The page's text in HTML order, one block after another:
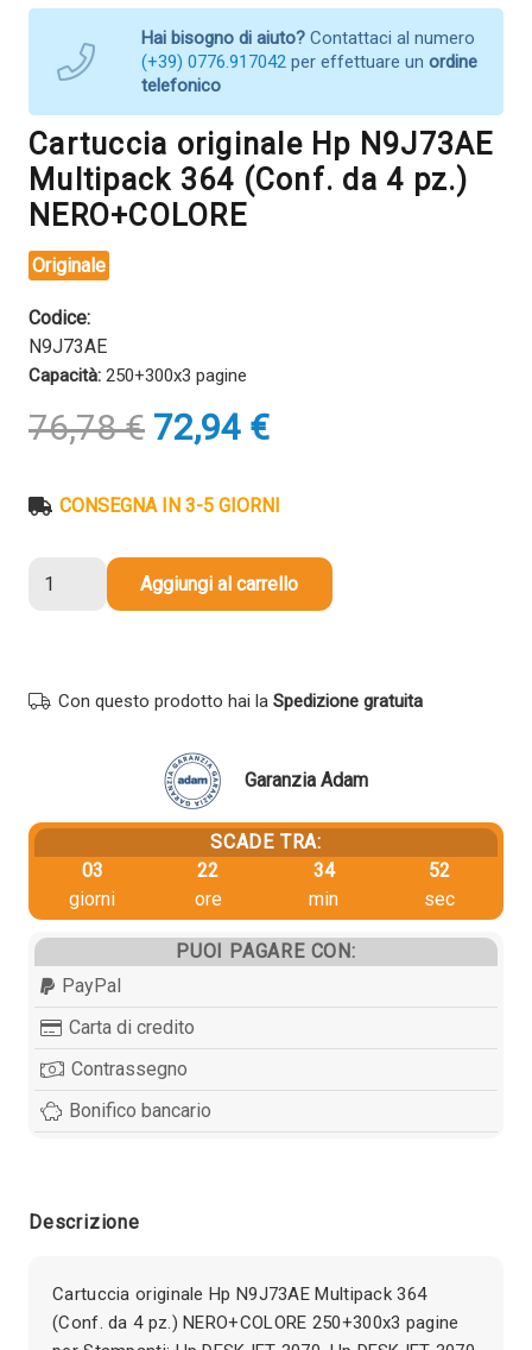
Hai bisogno di aiuto? Contattaci al numero
(+39) 0776.917042 per effettuare un ordine
telefonico
Cartuccia originale Hp N9J73AE
Multipack 364 (Conf. da 4 pz.)
NERO+COLORE
Originale
Codice:
N9J73AE
Capacità: 250+300x3 pagine
76,78€ Il
prezzo
era:
72,94 €Il
prezzo
è:
CONSEGNA IN 3-5 GIORNI
364
pz.)
NERO+COLORE
quantità
Aggiungi al carrello
Con questo prodotto hai la Spedizione gratuita
Garanzia Adam
SCADE TRA:
03
giorni
22
ore
34
min
50
sec
PUOI PAGARE CON:
PayPal
Carta di credito
Contrassegno
Bonifico bancario
Descrizione
Cartuccia originale Hp N9J73AE Multipack 364
(Conf. da 4 pz.) NERO+COLORE 250+300x3 pagine